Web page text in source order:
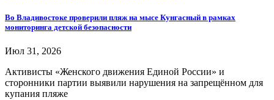
Во Владивостоке проверили пляж на мысе Кунгасный в рамках
мониторинга детской безопасности
Июл 31, 2026
Активисты «Женского движения Единой России» и
сторонники партии выявили нарушения на запрещённом для
купания пляже